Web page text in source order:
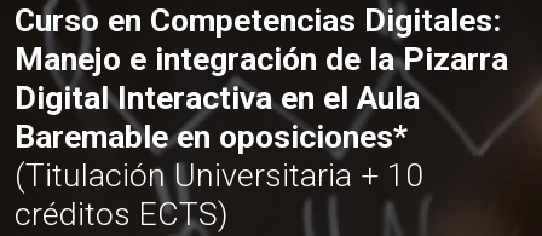
Curso en Competencias Digitales:
Manejo e integración de la Pizarra
Digital Interactiva en el Aula
Baremable en oposiciones*
(Titulación Universitaria + 10
créditos ECTS)